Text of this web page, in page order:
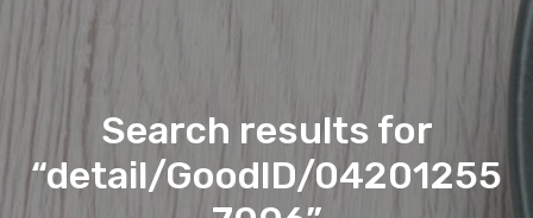
Search results for
“detail/GoodID/04201255